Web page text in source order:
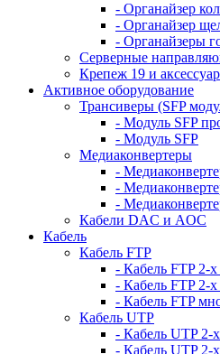
- Органайзер
- Органайзер
- Органайзеры
Серверные
Крепеж 19 и
Активное оборудование
Трансиверы (SFP
- Модуль SFP
- Модуль SFP
Медиаконвертеры
-
-
-
Кабели DAC и AOC
Кабель
Кабель FTP
- Кабель FTP 2-
- Кабель FTP 2-
- Кабель FTP
Кабель UTP
- Кабель UTP 2-
- Кабель UTP 2-